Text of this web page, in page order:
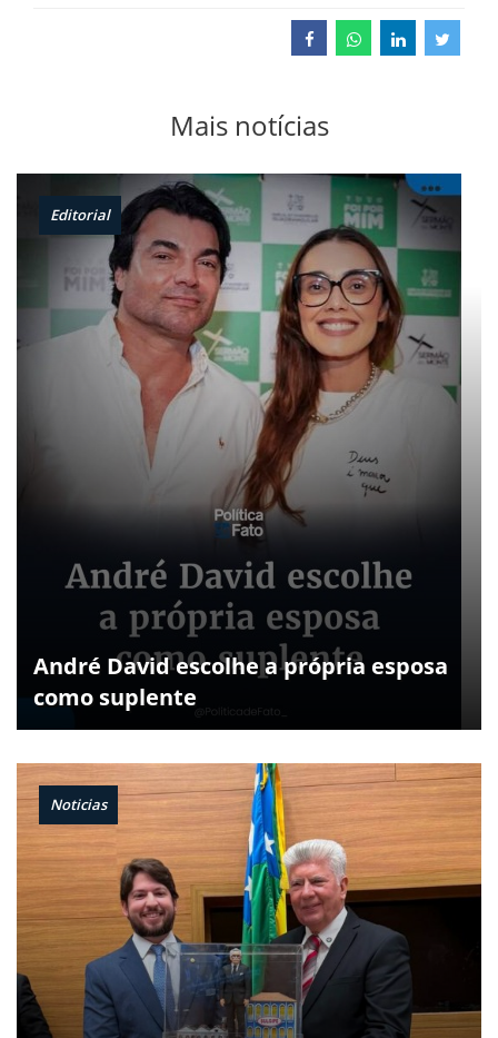
Mais notícias
Editorial
André David escolhe a própria esposa
como suplente
Noticias